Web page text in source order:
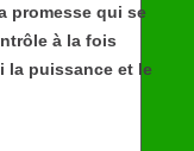
promesse qui se
à la fois
la puissance et le